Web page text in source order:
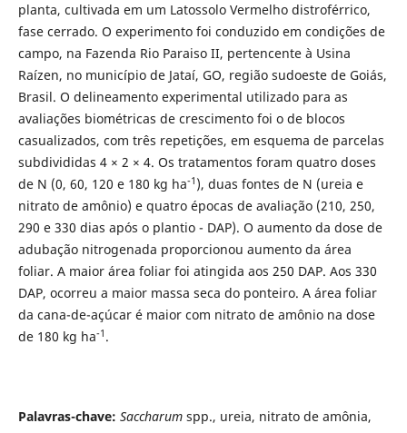
planta, cultivada em um Latossolo Vermelho distroférrico,
fase cerrado. O experimento foi conduzido em condições de
campo, na Fazenda Rio Paraiso II, pertencente à Usina
Raízen, no município de Jataí, GO, região sudoeste de Goiás,
Brasil. O delineamento experimental utilizado para as
avaliações biométricas de crescimento foi o de blocos
casualizados, com três repetições, em esquema de parcelas
subdivididas 4 × 2 × 4. Os tratamentos foram quatro doses
de N (0, 60, 120 e 180 kg ha-1 ), duas fontes de N (ureia e
nitrato de amônio) e quatro épocas de avaliação (210, 250,
290 e 330 dias após o plantio - DAP). O aumento da dose de
adubação nitrogenada proporcionou aumento da área
foliar. A maior área foliar foi atingida aos 250 DAP. Aos 330
DAP, ocorreu a maior massa seca do ponteiro. A área foliar
da cana-de-açúcar é maior com nitrato de amônio na dose
de 180 kg ha-1 .
Palavras-chave: Saccharumspp., ureia, nitrato de amônia,